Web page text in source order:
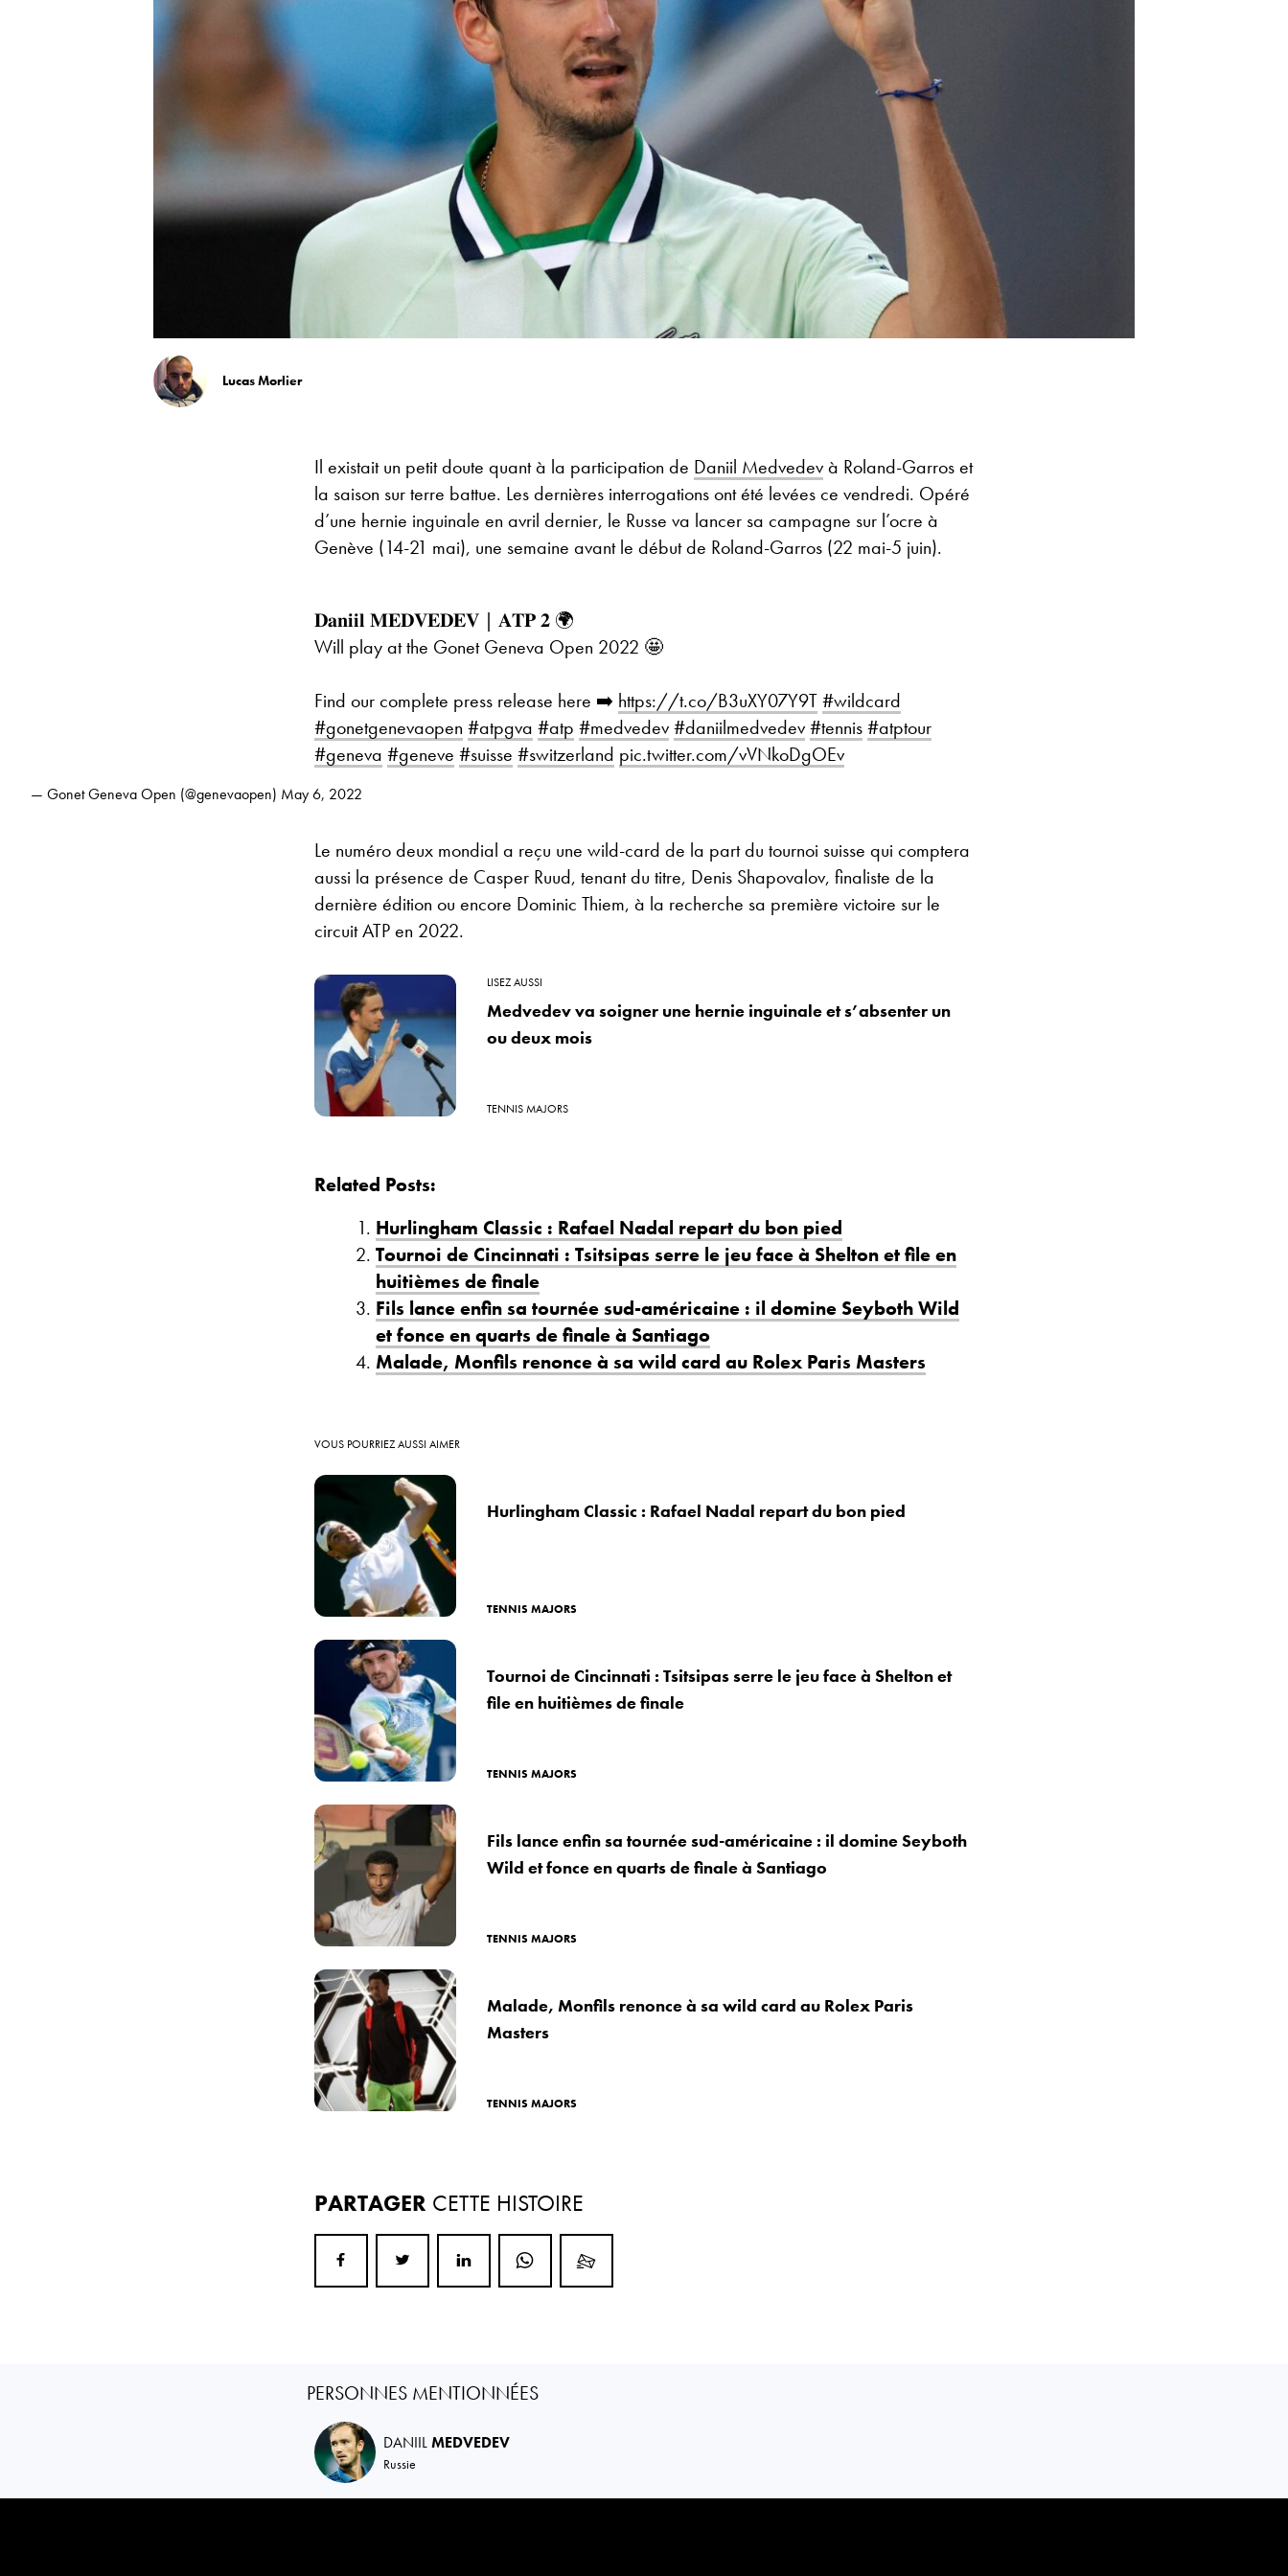
Lucas Morlier
Il existait un petit doute quant à la participation de Daniil Medvedevà Roland-Garros et
la saison sur terre battue. Les dernières interrogations ont été levées ce vendredi. Opéré
d’une hernie inguinale en avril dernier, le Russe va lancer sa campagne sur l’ocre à
Genève (14-21 mai), une semaine avant le début de Roland-Garros (22 mai-5 juin).
𝐃𝐚𝐧𝐢𝐢𝐥 𝐌𝐄𝐃𝐕𝐄𝐃𝐄𝐕 | 𝐀𝐓𝐏 𝟐 🌍
Will play at the Gonet Geneva Open 2022 🤩
Find our complete press release here ➡️ https://t.co/B3uXY07Y9T#wildcard
#gonetgenevaopen #atpgva #atp #medvedev#daniilmedvedev#tennis#atptour
#geneva #geneve #suisse #switzerland pic.twitter.com/vVNkoDgOEv
— Gonet Geneva Open (@genevaopen) May 6, 2022
Le numéro deux mondial a reçu une wild-card de la part du tournoi suisse qui comptera
aussi la présence de Casper Ruud, tenant du titre, Denis Shapovalov, finaliste de la
dernière édition ou encore Dominic Thiem, à la recherche sa première victoire sur le
circuit ATP en 2022.
LISEZ AUSSI
Medvedev va soigner une hernie inguinale et s’absenter un
ou deux mois
TENNIS MAJORS
Related Posts:
Hurlingham Classic : Rafael Nadal repart du bon pied
Tournoi de Cincinnati : Tsitsipas serre le jeu face à Shelton et file en
huitièmes de finale
Fils lance enfin sa tournée sud-américaine : il domine Seyboth Wild
et fonce en quarts de finale à Santiago
Malade, Monfils renonce à sa wild card au Rolex Paris Masters
VOUS POURRIEZ AUSSI AIMER
Hurlingham Classic : Rafael Nadal repart du bon pied
TENNIS MAJORS
Tournoi de Cincinnati : Tsitsipas serre le jeu face à Shelton et
file en huitièmes de finale
TENNIS MAJORS
Fils lance enfin sa tournée sud-américaine : il domine Seyboth
Wild et fonce en quarts de finale à Santiago
TENNIS MAJORS
Malade, Monfils renonce à sa wild card au Rolex Paris
Masters
TENNIS MAJORS
PARTAGER CETTE HISTOIRE
PERSONNES MENTIONNÉES
DANIILMEDVEDEV
Russie